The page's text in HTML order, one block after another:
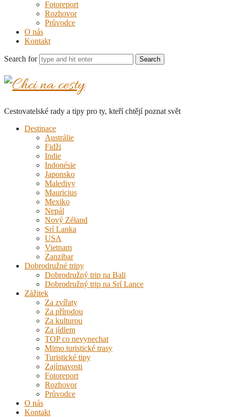
Fotoreport
Rozhovor
Průvodce
O nás
Kontakt
Search for
Chci
na
cesty
Cestovatelské rady a tipy pro ty, kteří chtějí poznat svět
Destinace
Austrálie
Fidži
Indie
Indonésie
Japonsko
Maledivy
Mauricius
Mexiko
Nepál
Nový Zéland
Srí Lanka
USA
Vietnam
Zanzibar
Dobrodružné tripy
Dobrodružný trip na Bali
Dobrodružný trip na Srí Lance
Zážitek
Za zvířaty
Za přírodou
Za kulturou
Za jídlem
TOP co nevynechat
Mimo turistické trasy
Turistické tipy
Zajímavosti
Fotoreport
Rozhovor
Průvodce
O nás
Kontakt